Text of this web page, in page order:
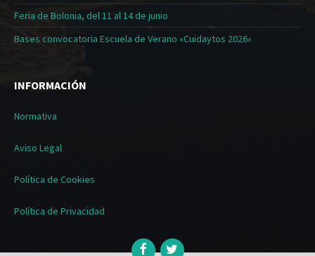
Feria de Bolonia, del 11 al 14 de junio
Bases convocatoria Escuela de Verano «Cuidaytos 2026»
INFORMACIÓN
Normativa
Aviso Legal
Política de Cookies
Política de Privacidad